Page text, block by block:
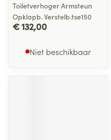
Toiletverhoger Armsteun
Opklapb. Verstelb.tse150
€ 132,00
Niet beschikbaar